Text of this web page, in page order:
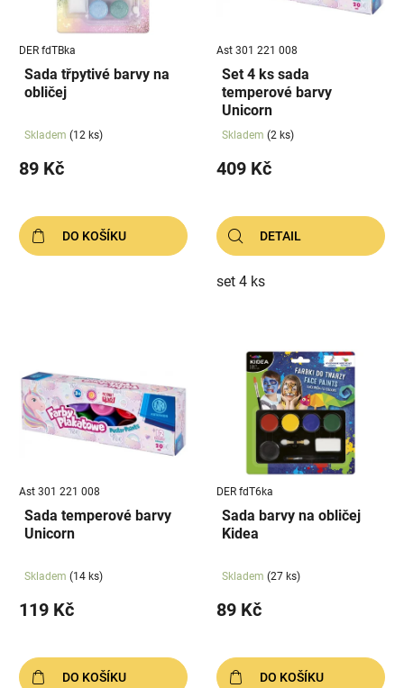
DER fdTBka
Sada třpytivé barvy na
obličej
Skladem (12 ks)
89 Kč
DO KOŠÍKU
Ast 301 221 008
Set 4 ks sada
temperové barvy
Unicorn
Skladem (2 ks)
409 Kč
DETAIL
set 4 ks
Ast 301 221 008
Sada temperové barvy
Unicorn
Skladem (14 ks)
119 Kč
DO KOŠÍKU
DER fdT6ka
Sada barvy na obličej
Kidea
Skladem (27 ks)
89 Kč
DO KOŠÍKU